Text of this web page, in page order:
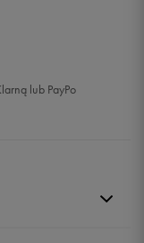
lub PayPo